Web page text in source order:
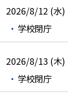
2026/8/12 (水)
学校閉庁
2026/8/13 (木)
学校閉庁